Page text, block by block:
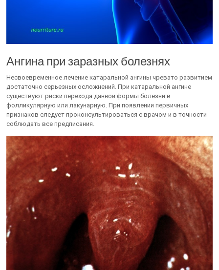
Ангина при заразных болезнях
Несвоевременное лечение катаральной ангины чревато развитием
достаточно серьезных осложнений. При катаральной ангине
существуют риски перехода данной формы болезни в
фолликулярную или лакунарную. При появлении первичных
признаков следует проконсультироваться с врачом и в точности
соблюдать все предписания.